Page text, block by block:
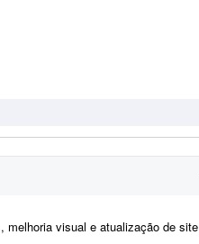
de site de notícias em WordPress. At...